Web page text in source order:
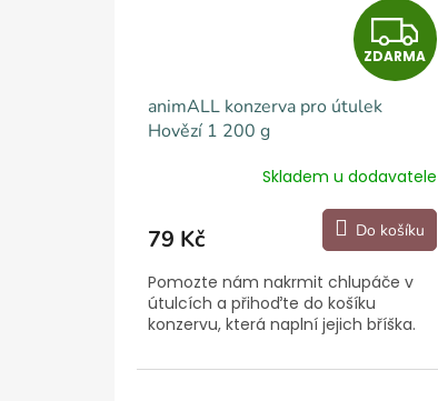
Z
D
R
M
A
ZDARMA
animALL konzerva pro útulek
Hovězí 1 200 g
Skladem u dodavatele
79 Kč Do košíku
Pomozte nám nakrmit chlupáče v
útulcích a přihoďte do košíku
konzervu, která naplní jejich bříška.